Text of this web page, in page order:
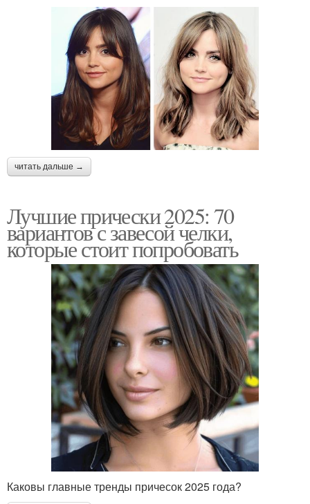
читать дальше →
Лучшие прически 2025: 70
вариантов с завесой челки,
которые стоит попробовать
Каковы главные тренды причесок 2025 года?